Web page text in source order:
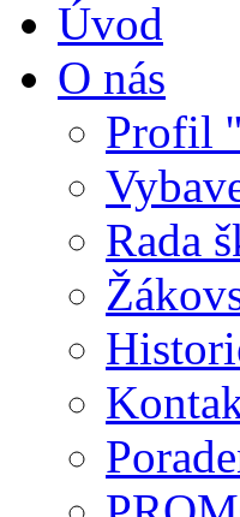
Úvod
O nás
Profil
Rada